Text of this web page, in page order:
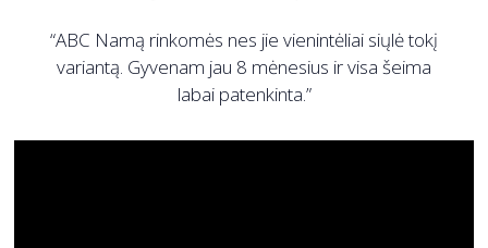
“ABC Namą rinkomės nes jie vienintėliai siųlė tokį
variantą. Gyvenam jau 8 mėnesius ir visa šeima
labai patenkinta.”